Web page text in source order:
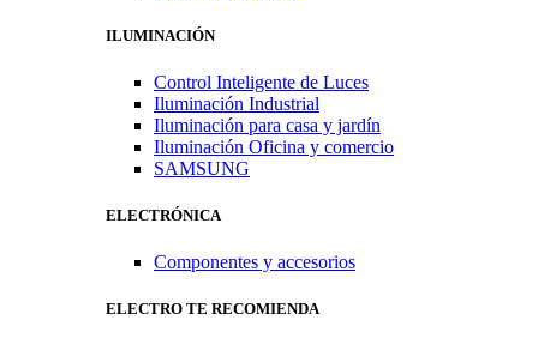
ILUMINACIÓN
Control Inteligente de Luces
Iluminación Industrial
Iluminación para casa y jardín
Iluminación Oficina y comercio
SAMSUNG
ELECTRÓNICA
Componentes y accesorios
ELECTRO TE RECOMIENDA